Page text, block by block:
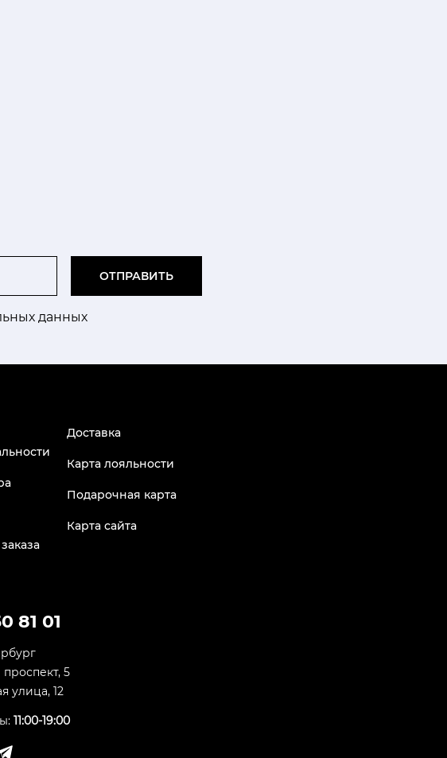
ОТПРАВИТЬ
данных
Доставка
Карта лояльности
Подарочная карта
Карта сайта
81 01
5
улица, 12
11:00-19:00